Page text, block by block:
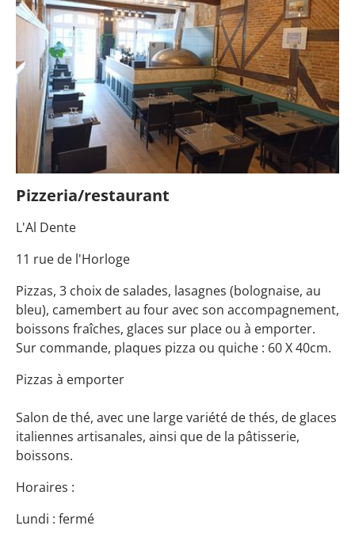
Pizzeria/restaurant
L'Al Dente
11 rue de l'Horloge
Pizzas, 3 choix de salades, lasagnes (bolognaise, au
bleu), camembert au four avec son accompagnement,
boissons fraîches, glaces sur place ou à emporter.
Sur commande, plaques pizza ou quiche : 60 X 40cm.
Pizzas à emporter
Salon de thé, avec une large variété de thés, de glaces
italiennes artisanales, ainsi que de la pâtisserie,
boissons.
Horaires :
Lundi : fermé